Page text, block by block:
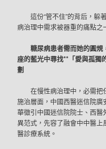
這份“管不住”的背后，躲
病治理中需求被器重的痛點之
糖尿病患者需而她的圓
座的藍光中尋找**「愛與孤獨
劃
在慢性病治理中，必需把
施治層面，中國西醫迷信院
華徵引中國迷信院院士、西醫
異范式，先容了融會中中醫上
醫診療系統。